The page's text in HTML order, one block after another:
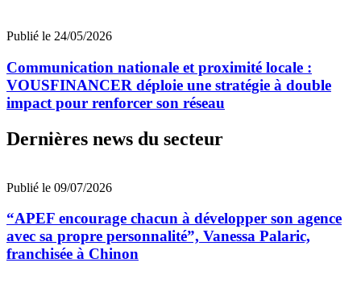
Publié le 24/05/2026
Communication nationale et proximité locale :
VOUSFINANCER déploie une stratégie à double
impact pour renforcer son réseau
Dernières news du secteur
Publié le 09/07/2026
“APEF encourage chacun à développer son agence
avec sa propre personnalité”, Vanessa Palaric,
franchisée à Chinon